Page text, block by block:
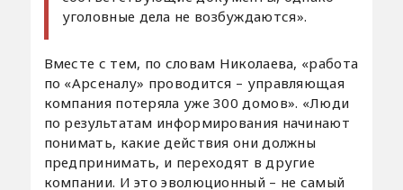
уголовные дела не возбуждаются».
Вместе с тем, по словам Николаева, «работа
по «Арсеналу» проводится – управляющая
компания потеряла уже 300 домов». «Люди
по результатам информирования начинают
понимать, какие действия они должны
предпринимать, и переходят в другие
компании. И это эволюционный – не самый